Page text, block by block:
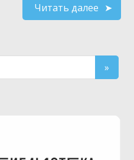
Читать далее